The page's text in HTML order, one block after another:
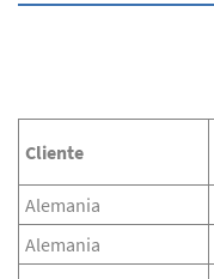
Cliente
Alemania
Alemania